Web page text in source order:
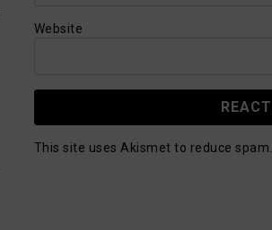
Website
This site uses Akismet to reduce spam.